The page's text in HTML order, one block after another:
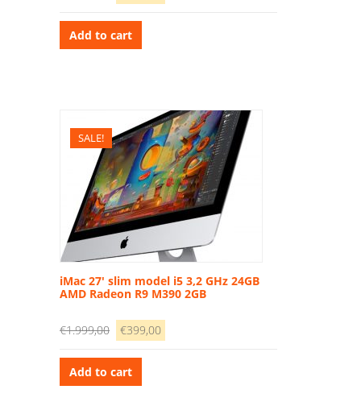
was:
€1.349,00.
Add to cart
SALE!
iMac 27′ slim model i5 3,2 GHz 24GB
AMD Radeon R9 M390 2GB
€1.999,00
Original
was:
€1.999,00.
€399,00
Add to cart